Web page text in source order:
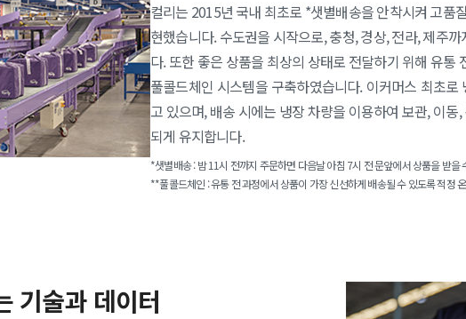
컬리는 2015년 국내 최초로 *샛별배송을 안착시켜 고품
현했습니다. 수도권을 시작으로, 충청, 경상, 전라, 제주
다. 또한 좋은 상품을 최상의 상태로 전달하기 위해 유통
풀콜드체인 시스템을 구축하였습니다. 이커머스 최초
고 있으며, 배송 시에는 냉장 차량을 이용하여 보관, 이
되게 유지합니다.
*샛별배송 : 밤 11시 전까지 주문하면 다음날 아침 7시 전 문앞에서 상품을 받을
**풀콜드체인 : 유통 전 과정에서 상품이 가장 신선하게 배송될 수 있도록 적정
기술과 데이터